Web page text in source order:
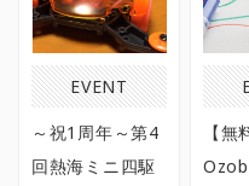
EVENT
～祝1周年～第4
回熱海ミニ四駆
【無